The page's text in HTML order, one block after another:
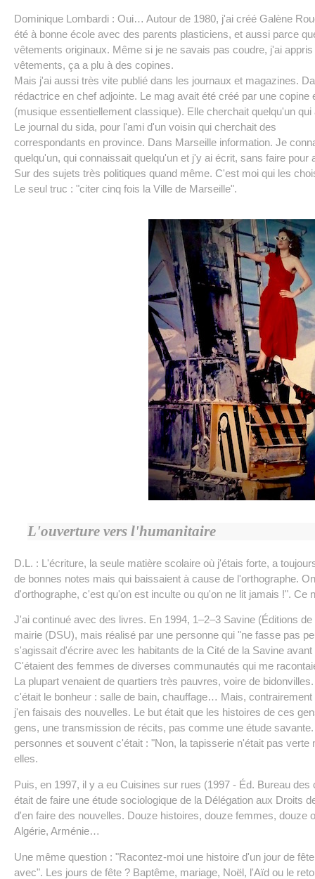
Dominique Lombardi : Oui… Autour de 1980, j'ai créé Galène
été à bonne école avec des parents plasticiens, et aussi parce
vêtements originaux. Même si je ne savais pas coudre, j'ai
vêtements, ça a plu à des copines.
Mais j'ai aussi très vite publié dans les journaux et magazines.
rédactrice en chef adjointe. Le mag avait été créé par une
(musique essentiellement classique). Elle cherchait quelqu'un
Le journal du sida, pour l'ami d'un voisin qui cherchait des
correspondants en province. Dans Marseille information. Je
quelqu'un, qui connaissait quelqu'un et j'y ai écrit, sans faire pour
Sur des sujets très politiques quand même. C'est moi qui les
Le seul truc : "citer cinq fois la Ville de Marseille".
L'ouverture vers l'humanitaire
D.L. : L'écriture, la seule matière scolaire où j'étais forte, a
de bonnes notes mais qui baissaient à cause de l'orthographe.
d'orthographe, c'est qu'on est inculte ou qu'on ne lit jamais !".
J'ai continué avec des livres. En 1994, 1–2–3 Savine (Éditions
mairie (DSU), mais réalisé par une personne qui "ne fasse pas
s'agissait d'écrire avec les habitants de la Cité de la Savine
C'étaient des femmes de diverses communautés qui me
La plupart venaient de quartiers très pauvres, voire de
c'était le bonheur : salle de bain, chauffage… Mais,
j'en faisais des nouvelles. Le but était que les histoires de ces
gens, une transmission de récits, pas comme une étude
personnes et souvent c'était : "Non, la tapisserie n'était pas verte
elles.
Puis, en 1997, il y a eu Cuisines sur rues (1997 - Éd. Bureau
était de faire une étude sociologique de la Délégation aux Droits
d'en faire des nouvelles. Douze histoires, douze femmes, douze
Algérie, Arménie…
Une même question : "Racontez-moi une histoire d'un jour de
avec". Les jours de fête ? Baptême, mariage, Noël, l'Aïd ou le